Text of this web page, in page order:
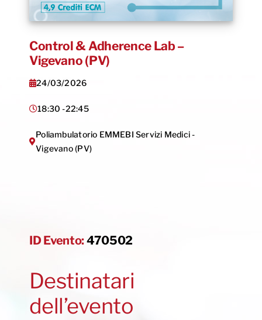
Control & Adherence Lab –
Vigevano (PV)
24/03/2026
18:30 -22:45
Poliambulatorio EMMEBI Servizi Medici -
Vigevano (PV)
ID Evento:470502
Destinatari
dell’evento